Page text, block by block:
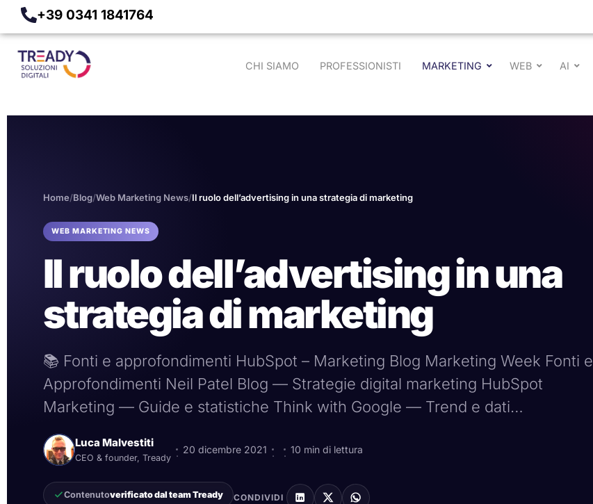
+39 0341 1841764
CHI SIAMO PROFESSIONISTI MARKETING WEB AI
Home/Blog/Web Marketing News/Il ruolo dell’advertising in una strategia di marketing
WEB MARKETING NEWS
Il ruolo dell’advertising in una
strategia di marketing
📚 Fonti e approfondimenti HubSpot – Marketing Blog Marketing Week Fonti e
Approfondimenti Neil Patel Blog — Strategie digital marketing HubSpot
Marketing — Guide e statistiche Think with Google — Trend e dati…
Luca Malvestiti
CEO & founder, Tready ·
20 dicembre 2021
· ·
10 min di lettura
Contenutoverificato dal team Tready
CONDIVIDI